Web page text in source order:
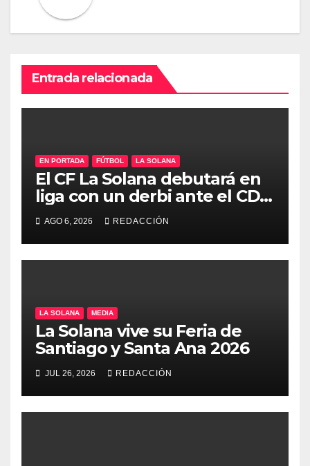
Entrada relacionada
EN PORTADA FÚTBOL LA SOLANA
El CF La Solana debutará en
liga con un derbi ante el CD
Manchego Ciudad Real
AGO 6, 2026 REDACCIÓN
LA SOLANA MEDIA
La Solana vive su Feria de
Santiago y Santa Ana 2026
JUL 26, 2026 REDACCIÓN